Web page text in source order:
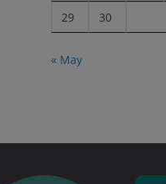
29 30
« May